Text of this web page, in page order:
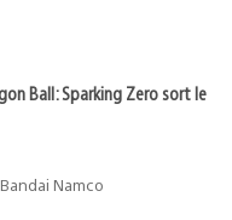
Ball: Sparking Zero sort le
Namco